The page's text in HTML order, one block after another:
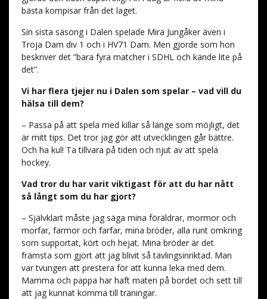
bästa kompisar från det laget.
Sin sista säsong i Dalen spelade Mira Jungåker även i
Troja Dam div 1 och i HV71 Dam. Men gjorde som hon
beskriver det ”bara fyra matcher i SDHL och kände lite på
det”.
Vi har flera tjejer nu i Dalen som spelar – vad vill du
hälsa till dem?
– Passa på att spela med killar så länge som möjligt, det
är mitt tips. Det tror jag gör att utvecklingen går bättre.
Och ha kul! Ta tillvara på tiden och njut av att spela
hockey.
Vad tror du har varit viktigast för att du har nått
så långt som du har gjort?
– Självklart måste jag säga mina föräldrar, mormor och
morfar, farmor och farfar, mina bröder, alla runt omkring
som supportat, kört och hejat. Mina bröder är det
främsta som gjort att jag blivit så tävlingsinriktad. Man
var tvungen att prestera för att kunna leka med dem.
Mamma och pappa har haft maten på bordet och sett till
att jag kunnat komma till träningar.